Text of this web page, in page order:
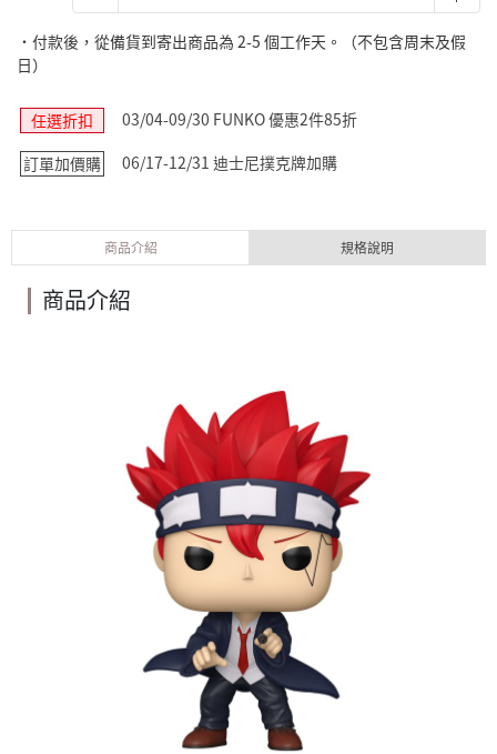
˙付款後，從備貨到寄出商品為 2-5 個工作天。（不包含周末及假
日）
任選折扣
03/04-09/30 FUNKO 優惠2件85折
訂單加價購
06/17-12/31 迪士尼撲克牌加購
商品介紹 規格說明
商品介紹